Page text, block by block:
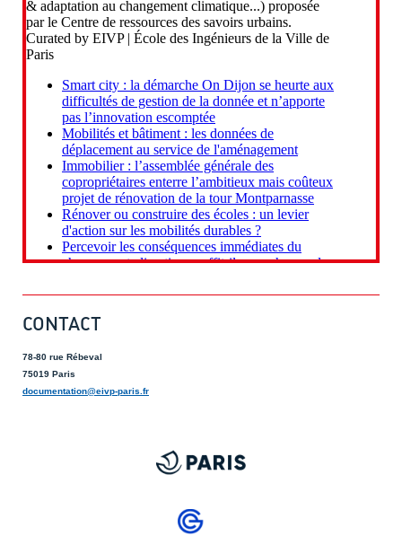
CONTACT
78-80 rue Rébeval
75019 Paris
documentation@eivp-paris.fr